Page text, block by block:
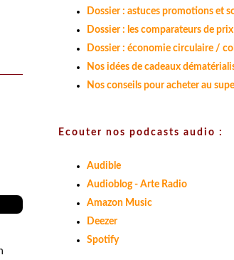
Dossier : astuces promotions et
Dossier : les comparateurs de
Dossier : économie circulaire /
Nos idées de cadeaux
Nos conseils pour acheter au
Ecouter nos podcasts audio :
Audible
Audioblog - Arte Radio
Amazon Music
Deezer
Spotify